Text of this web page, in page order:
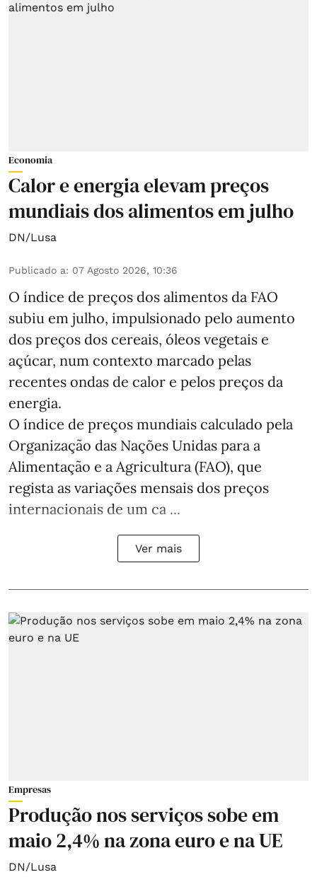
Economia
Calor e energia elevam preços
mundiais dos alimentos em julho
DN/Lusa
Publicado a: 07 Agosto 2026, 10:36
O índice de preços dos alimentos da FAO
subiu em julho, impulsionado pelo aumento
dos preços dos cereais, óleos vegetais e
açúcar, num contexto marcado pelas
recentes ondas de calor e pelos preços da
energia.
O índice de preços mundiais calculado pela
Organização das Nações Unidas para a
Alimentação e a Agricultura (FAO), que
regista as variações mensais dos preços
internacionais de um ca ...
Ver mais
Empresas
Produção nos serviços sobe em
maio 2,4% na zona euro e na UE
DN/Lusa